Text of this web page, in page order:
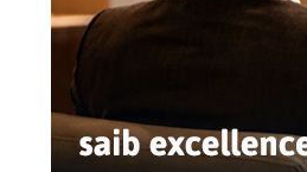
وزارة الخزانة الامريكية تفرض عقوبات على